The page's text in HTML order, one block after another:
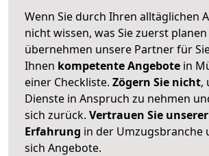
Wenn Sie durch Ihren alltäglichen
nicht wissen, was Sie zuerst
übernehmen unsere Partner für
Ihnen kompetente Angebote in
einer Checkliste. Zögern Sie nicht,
Dienste in Anspruch zu nehmen
sich zurück. Vertrauen Sie
Erfahrung in der Umzugsbranche
sich Angebote.